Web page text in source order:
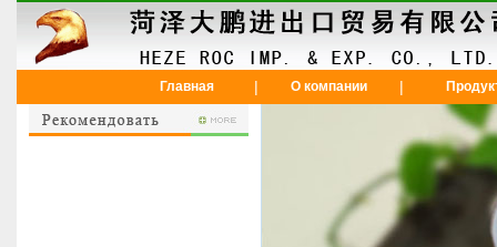
Главная | О компании |